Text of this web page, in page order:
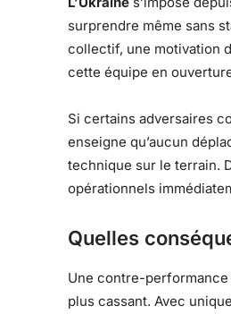
surprendre même sans
collectif, une motivation
cette équipe en
Si certains adversaires
enseigne qu’aucun
technique sur le terrain.
opérationnels
Quelles
Une contre-performance
plus cassant. Avec